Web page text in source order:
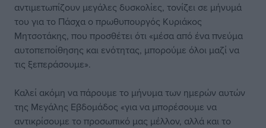
αντιμετωπίζουν μεγάλες δυσκολίες, τονίζει σε μήνυμά
του για το Πάσχα ο πρωθυπουργός Κυριάκος
Μητσοτάκης, που προσθέτει ότι «μέσα από ένα πνεύμα
αυτοπεποίθησης και ενότητας, μπορούμε όλοι μαζί να
τις ξεπεράσουμε».
Καλεί ακόμη να πάρουμε το μήνυμα των ημερών αυτών
της Μεγάλης Εβδομάδος «για να μπορέσουμε να
αντικρίσουμε το προσωπικό μας μέλλον, αλλά και το